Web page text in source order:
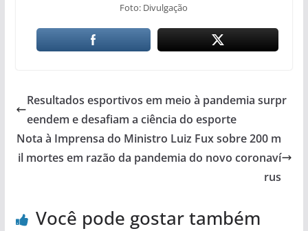
Foto: Divulgação
Resultados esportivos em meio à pandemia surpr
eendem e desafiam a ciência do esporte
Nota à Imprensa do Ministro Luiz Fux sobre 200 m
il mortes em razão da pandemia do novo coronaví
rus
Você pode gostar também